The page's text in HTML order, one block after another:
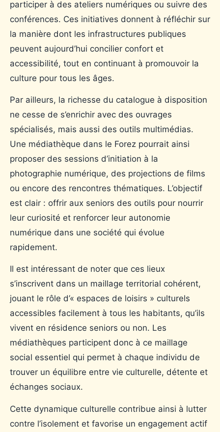
participer à des ateliers numériques ou suivre des
conférences. Ces initiatives donnent à réfléchir sur
la manière dont les infrastructures publiques
peuvent aujourd’hui concilier confort et
accessibilité, tout en continuant à promouvoir la
culture pour tous les âges.
Par ailleurs, la richesse du catalogue à disposition
ne cesse de s’enrichir avec des ouvrages
spécialisés, mais aussi des outils multimédias.
Une médiathèque dans le Forez pourrait ainsi
proposer des sessions d’initiation à la
photographie numérique, des projections de films
ou encore des rencontres thématiques. L’objectif
est clair : offrir aux seniors des outils pour nourrir
leur curiosité et renforcer leur autonomie
numérique dans une société qui évolue
rapidement.
Il est intéressant de noter que ces lieux
s’inscrivent dans un maillage territorial cohérent,
jouant le rôle d’« espaces de loisirs » culturels
accessibles facilement à tous les habitants, qu’ils
vivent en résidence seniors ou non. Les
médiathèques participent donc à ce maillage
social essentiel qui permet à chaque individu de
trouver un équilibre entre vie culturelle, détente et
échanges sociaux.
Cette dynamique culturelle contribue ainsi à lutter
contre l’isolement et favorise un engagement actif